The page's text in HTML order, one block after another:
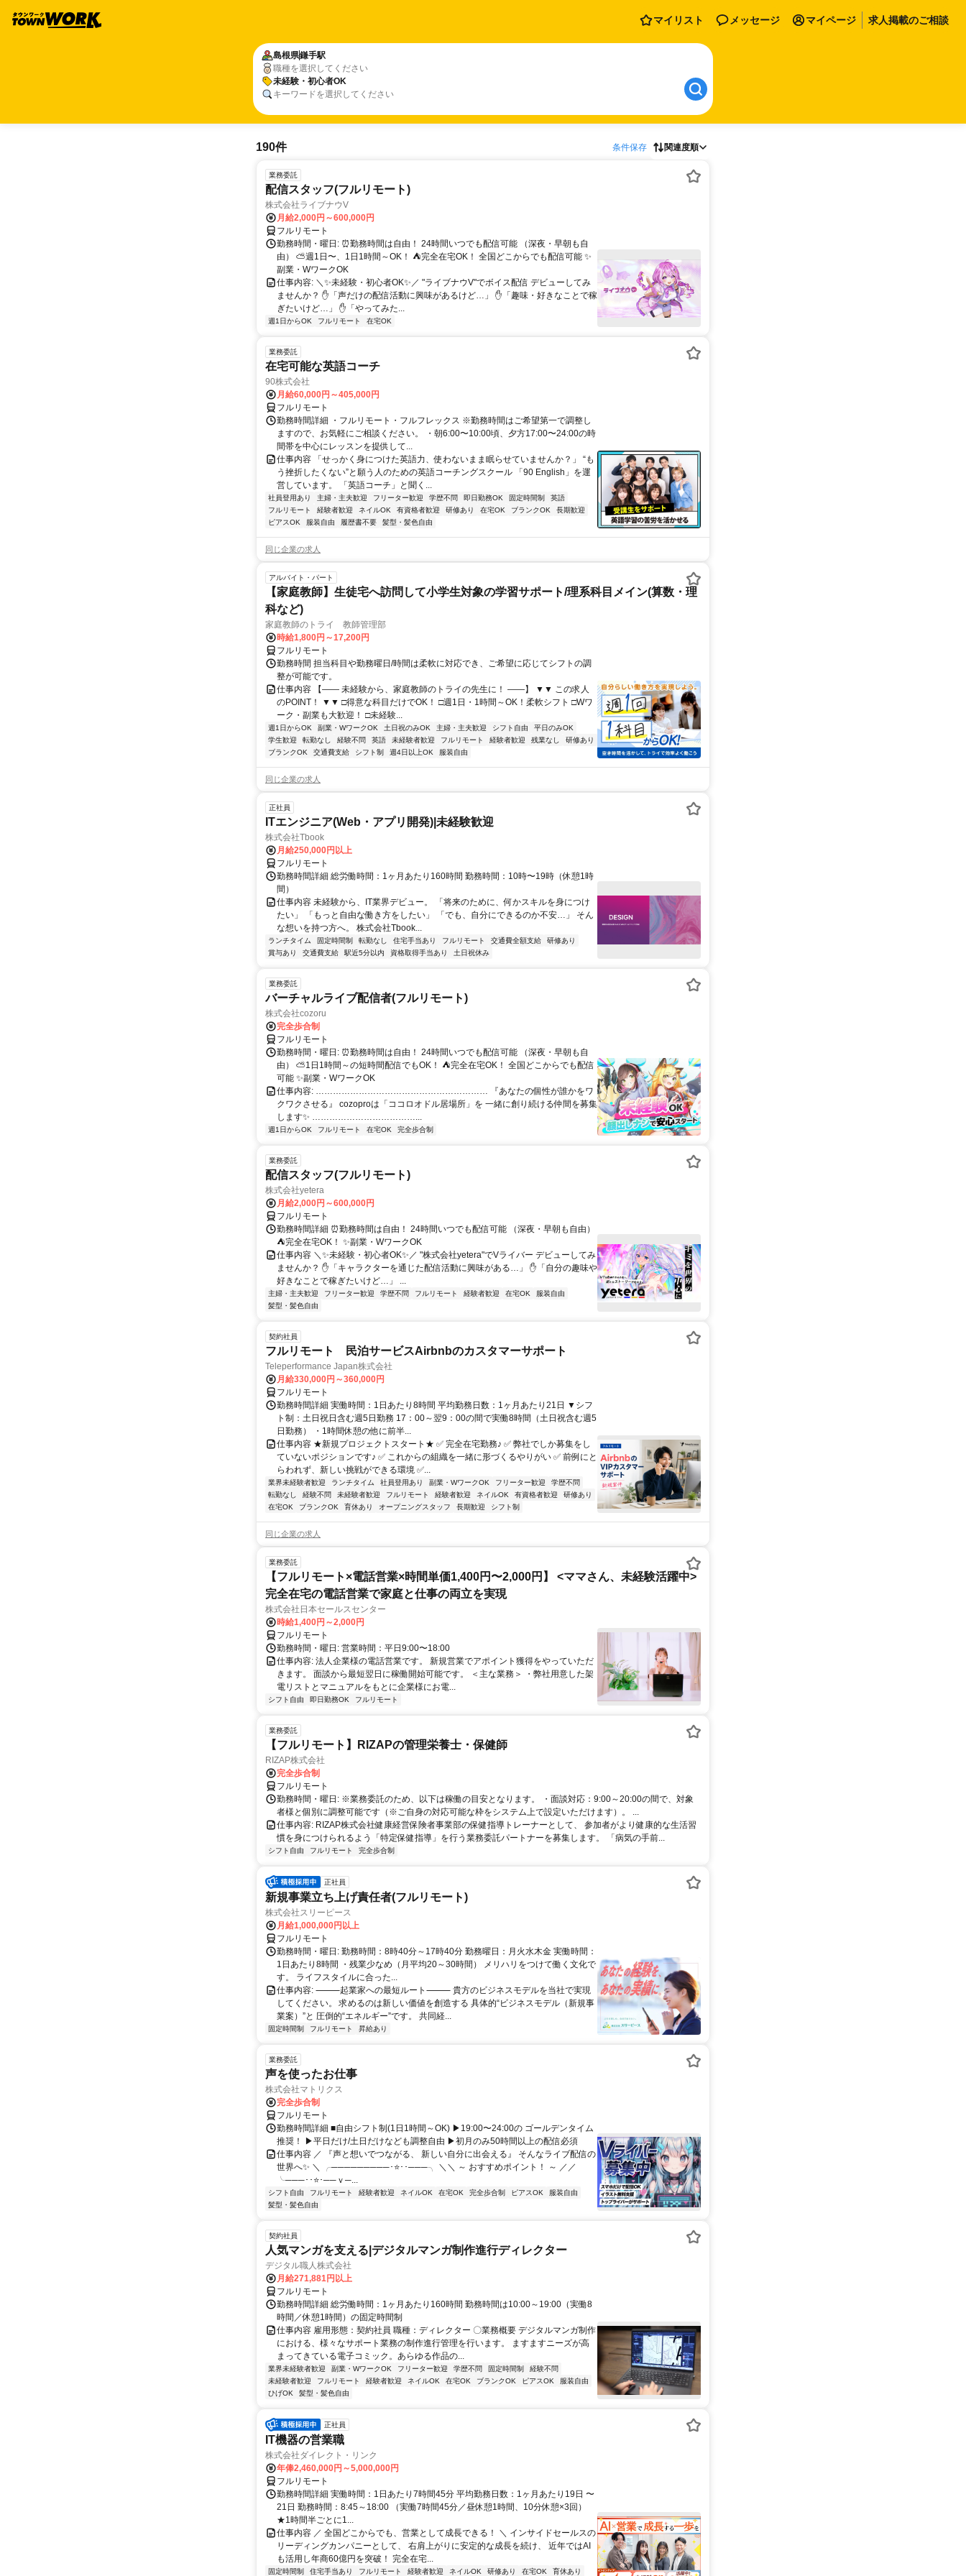
マイリスト メッセージ マイページ 求人掲載のご相談
島根県鎌手駅
職種を選択してください
未経験・初心者OK
キーワードを選択してください
190件 条件保存 関連度順
業務委託
配信スタッフ(フルリモート)
株式会社ライブナウV
月給2,000円～600,000円
フルリモート
勤務時間・曜日: ⏰勤務時間は自由！ 24時間いつでも配信可能 （深夜・早朝も自
由） ⛅週1日〜、1日1時間～OK！ ⛺完全在宅OK！ 全国どこからでも配信可能 ✨
副業・WワークOK
仕事内容: ＼✨未経験・初心者OK✨／ "ライブナウV"でボイス配信 デビューしてみ
ませんか？ ✋「声だけの配信活動に興味があるけど…」 ✋「趣味・好きなことで稼
ぎたいけど…」 ✋「やってみた...
週1日からOK フルリモート 在宅OK
業務委託
在宅可能な英語コーチ
90株式会社
月給60,000円～405,000円
フルリモート
勤務時間詳細 ・フルリモート・フルフレックス ※勤務時間はご希望第一で調整し
ますので、お気軽にご相談ください。 ・朝6:00〜10:00頃、夕方17:00〜24:00の時
間帯を中心にレッスンを提供して...
仕事内容 「せっかく身につけた英語力、使わないまま眠らせていませんか？」 “も
う挫折したくない”と願う人のための英語コーチングスクール 「90 English」を運
営しています。 「英語コーチ」と聞く...
社員登用あり 主婦・主夫歓迎 フリーター歓迎 学歴不問 即日勤務OK 固定時間制
英語
フルリモート
経験者歓迎 ネイルOK 有資格者歓迎 研修あり 在宅OK ブランクOK
長期歓迎
ピアスOK
服装自由 履歴書不要 髪型・髪色自由
同じ企業の求人
アルバイト・パート
【家庭教師】生徒宅へ訪問して小学生対象の学習サポート/理系科目メイン(算数・理
科など)
家庭教師のトライ 教師管理部
時給1,800円～17,200円
フルリモート
勤務時間 担当科目や勤務曜日/時間は柔軟に対応でき、ご希望に応じてシフトの調
整が可能です。
仕事内容 【―― 未経験から、家庭教師のトライの先生に！ ――】 ▼▼ この求人
のPOINT！ ▼▼ □得意な科目だけでOK！ □週1日・1時間～OK！柔軟シフト □Wワ
ーク・副業も大歓迎！ □未経験...
週1日からOK 副業・WワークOK 土日祝のみOK 主婦・主夫歓迎 シフト自由
平日のみOK
学生歓迎
転勤なし 経験不問 英語 未経験者歓迎 フルリモート 経験者歓迎 残業なし
研修あり
ブランクOK
交通費支給 シフト制 週4日以上OK 服装自由
同じ企業の求人
正社員
ITエンジニア(Web・アプリ開発)|未経験歓迎
株式会社Tbook
月給250,000円以上
フルリモート
勤務時間詳細 総労働時間：1ヶ月あたり160時間 勤務時間：10時〜19時（休憩1時
間）
仕事内容 未経験から、IT業界デビュー。 「将来のために、何かスキルを身につけ
たい」 「もっと自由な働き方をしたい」 「でも、自分にできるのか不安…」 そん
な想いを持つ方へ。 株式会社Tbook...
ランチタイム 固定時間制 転勤なし 住宅手当あり フルリモート 交通費全額支給
研修あり
賞与あり
交通費支給 駅近5分以内 資格取得手当あり 土日祝休み
業務委託
バーチャルライブ配信者(フルリモート)
株式会社cozoru
完全歩合制
フルリモート
勤務時間・曜日: ⏰勤務時間は自由！ 24時間いつでも配信可能 （深夜・早朝も自
由） ⛅1日1時間～の短時間配信でもOK！ ⛺完全在宅OK！ 全国どこからでも配信
可能 ✨副業・WワークOK
仕事内容: …………………………………………………… 『あなたの個性が誰かをワ
クワクさせる』 cozoproは「ココロオドル居場所」を 一緒に創り続ける仲間を募集
します✨ ………………………………...
週1日からOK フルリモート 在宅OK 完全歩合制
業務委託
配信スタッフ(フルリモート)
株式会社yetera
月給2,000円～600,000円
フルリモート
勤務時間詳細 ⏰勤務時間は自由！ 24時間いつでも配信可能 （深夜・早朝も自由）
⛺完全在宅OK！ ✨副業・WワークOK
仕事内容 ＼✨未経験・初心者OK✨／ "株式会社yetera"でVライバー デビューしてみ
ませんか？ ✋「キャラクターを通じた配信活動に興味がある…」 ✋「自分の趣味や
好きなことで稼ぎたいけど…」 ...
主婦・主夫歓迎 フリーター歓迎 学歴不問 フルリモート 経験者歓迎 在宅OK
服装自由
髪型・髪色自由
契約社員
フルリモート 民泊サービスAirbnbのカスタマーサポート
Teleperformance Japan株式会社
月給330,000円～360,000円
フルリモート
勤務時間詳細 実働時間：1日あたり8時間 平均勤務日数：1ヶ月あたり21日 ▼シフ
ト制：土日祝日含む週5日勤務 17：00～翌9：00の間で実働8時間（土日祝含む週5
日勤務） ・1時間休憩の他に前半...
仕事内容 ★新規プロジェクトスタート★ ✅ 完全在宅勤務♪ ✅ 弊社でしか募集をし
ていないポジションです♪ ✅ これからの組織を一緒に形づくるやりがい ✅ 前例にと
らわれず、新しい挑戦ができる環境 ✅...
業界未経験者歓迎 ランチタイム 社員登用あり 副業・WワークOK フリーター歓迎
学歴不問
転勤なし
経験不問 未経験者歓迎 フルリモート 経験者歓迎 ネイルOK 有資格者歓迎
研修あり
在宅OK
ブランクOK 育休あり オープニングスタッフ 長期歓迎 シフト制
同じ企業の求人
業務委託
【フルリモート×電話営業×時間単価1,400円〜2,000円】 <ママさん、未経験活躍中>
完全在宅の電話営業で家庭と仕事の両立を実現
株式会社日本セールスセンター
時給1,400円～2,000円
フルリモート
勤務時間・曜日: 営業時間：平日9:00〜18:00
仕事内容: 法人企業様の電話営業です。 新規営業でアポイント獲得をやっていただ
きます。 面談から最短翌日に稼働開始可能です。 ＜主な業務＞ ・弊社用意した架
電リストとマニュアルをもとに企業様にお電...
シフト自由 即日勤務OK フルリモート
業務委託
【フルリモート】RIZAPの管理栄養士・保健師
RIZAP株式会社
完全歩合制
フルリモート
勤務時間・曜日: ※業務委託のため、以下は稼働の目安となります。 ・面談対応：9:00～20:00の間で、対象
者様と個別に調整可能です（※ご自身の対応可能な枠をシステム上で設定いただけます）。 ...
仕事内容: RIZAP株式会社健康経営保険者事業部の保健指導トレーナーとして、 参加者がより健康的な生活習
慣を身につけられるよう「特定保健指導」を行う業務委託パートナーを募集します。 「病気の手前...
シフト自由 フルリモート 完全歩合制
正社員
新規事業立ち上げ責任者(フルリモート)
株式会社スリーピース
月給1,000,000円以上
フルリモート
勤務時間・曜日: 勤務時間：8時40分～17時40分 勤務曜日：月火水木金 実働時間：
1日あたり8時間 ・残業少なめ（月平均20～30時間） メリハリをつけて働く文化で
す。 ライフスタイルに合った...
仕事内容: ⸻起業家への最短ルート⸻ 貴方のビジネスモデルを当社で実現
してください。 求めるのは新しい価値を創造する 具体的“ビジネスモデル（新規事
業案）”と 圧倒的“エネルギー”です。 共同経...
固定時間制 フルリモート 昇給あり
業務委託
声を使ったお仕事
株式会社マトリクス
完全歩合制
フルリモート
勤務時間詳細 ■自由シフト制(1日1時間～OK) ▶19:00〜24:00の ゴールデンタイム
推奨！ ▶平日だけ/土日だけなども調整自由 ▶初月のみ50時間以上の配信必須
仕事内容 ／ 『声と想いでつながる、 新しい自分に出会える』 そんなライブ配信の
世界へ✨ ＼ ╭─────────･⭐･･───╮ ＼＼ ～ おすすめポイント！ ～ ／／
╰───･･⭐･──ｖ─...
シフト自由 フルリモート 経験者歓迎 ネイルOK 在宅OK 完全歩合制 ピアスOK
服装自由
髪型・髪色自由
契約社員
人気マンガを支える|デジタルマンガ制作進行ディレクター
デジタル職人株式会社
月給271,881円以上
フルリモート
勤務時間詳細 総労働時間：1ヶ月あたり160時間 勤務時間は10:00～19:00（実働8
時間／休憩1時間）の固定時間制
仕事内容 雇用形態：契約社員 職種：ディレクター 〇業務概要 デジタルマンガ制作
における、様々なサポート業務の制作進行管理を行います。 ますますニーズが高
まってきている電子コミック。あらゆる作品の...
業界未経験者歓迎 副業・WワークOK フリーター歓迎 学歴不問 固定時間制
経験不問
未経験者歓迎
フルリモート 経験者歓迎 ネイルOK 在宅OK ブランクOK ピアスOK
服装自由
ひげOK
髪型・髪色自由
正社員
IT機器の営業職
株式会社ダイレクト・リンク
年俸2,460,000円～5,000,000円
フルリモート
勤務時間詳細 実働時間：1日あたり7時間45分 平均勤務日数：1ヶ月あたり19日 〜
21日 勤務時間：8:45～18:00 （実働7時間45分／昼休憩1時間、10分休憩×3回）
★1時間半ごとに1...
仕事内容 ／ 全国どこからでも、営業として成長できる！ ＼ インサイドセールスの
リーディングカンパニーとして、 右肩上がりに安定的な成長を続け、 近年ではAI
も活用し年商60億円を突破！ 完全在宅...
固定時間制 住宅手当あり フルリモート 経験者歓迎 ネイルOK 研修あり 在宅OK 育休あり